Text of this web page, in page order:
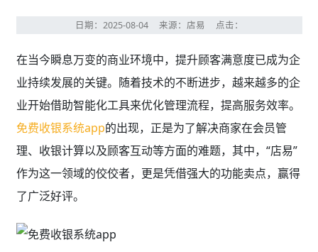
日期：2025-08-04 来源：店易 点击：
在当今瞬息万变的商业环境中，提升顾客满意度已成为企
业持续发展的关键。随着技术的不断进步，越来越多的企
业开始借助智能化工具来优化管理流程，提高服务效率。
免费收银系统app的出现，正是为了解决商家在会员管
理、收银计算以及顾客互动等方面的难题，其中，“店易”
作为这一领域的佼佼者，更是凭借强大的功能卖点，赢得
了广泛好评。